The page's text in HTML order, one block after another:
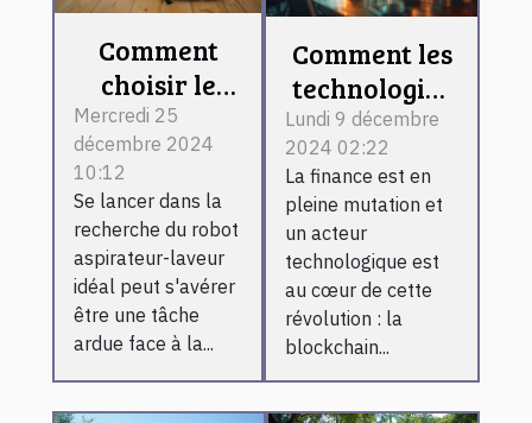
Comment
choisir le
meilleur
robot
aspirateur-
laveur pour
votre maison
?
Mercredi 25
décembre 2024
10:12
Se lancer dans la
recherche du robot
aspirateur-laveur
idéal peut s'avérer
être une tâche
ardue face à la...
Comment les
technologies
blockchain
transforment
le secteur
financier
Lundi 9 décembre
2024 02:22
La finance est en
pleine mutation et
un acteur
technologique est
au cœur de cette
révolution : la
blockchain...